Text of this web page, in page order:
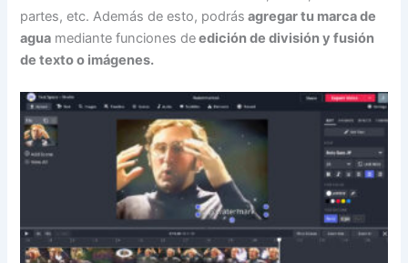
partes, etc. Además de esto, podrás agregar tu marca de
agua mediante funciones deedición de división y fusión
de texto o imágenes.